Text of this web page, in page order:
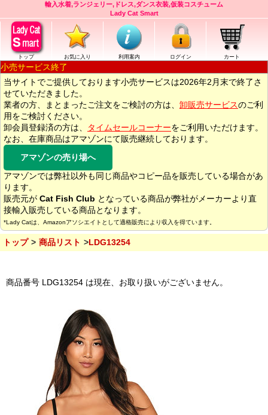
輸入水着,ランジェリー,ドレス,ダンス衣装,仮装コスチューム
Lady Cat Smart
トップ お気に入り 利用案内 ログイン カート
小売サービス終了
当サイトでご提供しております小売サービスは2026年2月末で終了さ
せていただきました。
業者の方、まとまったご注文をご検討の方は、 卸販売サービスのご利
用をご検討ください。
卸会員登録済の方は、
タイムセールコーナーをご利用いただけます。
なお、在庫商品はアマゾンにて販売継続しております。
アマゾンの売り場へ
アマゾンでは弊社以外も同じ商品やコピー品を販売している場合があ
ります。
販売元が Cat Fish Club となっている商品が弊社がメーカーより直
接輸入販売している商品となります。
*Lady Catは、Amazonアソシエイトとして適格販売により収入を得ています。
トップ 商品リスト LDG13254
商品番号 LDG13254 は現在、お取り扱いがございません。